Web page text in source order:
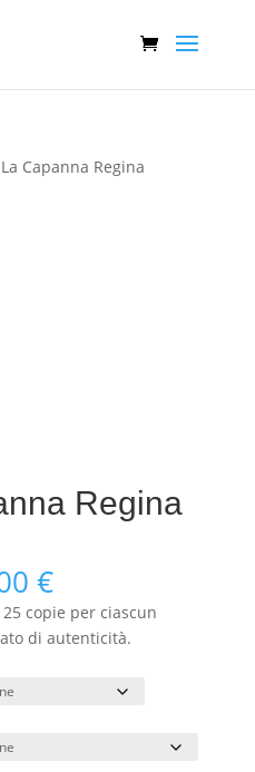
Capanna Regina
Regina
€Fascia
di
prezzo:
da
264,00 €
copie per ciascun
di autenticità.